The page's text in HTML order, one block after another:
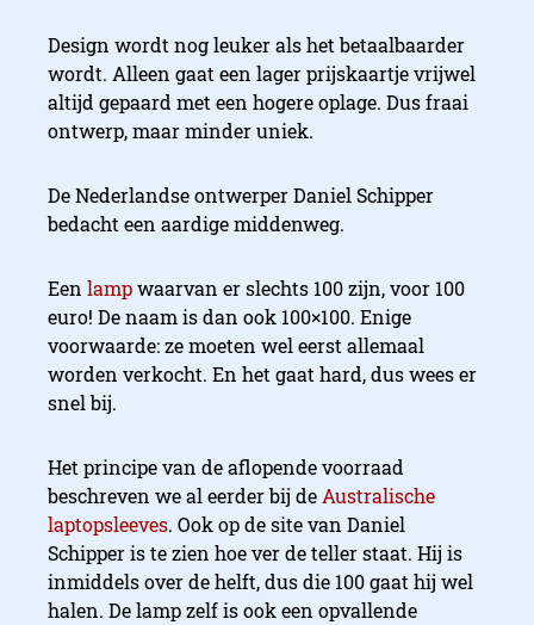
Design wordt nog leuker als het betaalbaarder
wordt. Alleen gaat een lager prijskaartje vrijwel
altijd gepaard met een hogere oplage. Dus fraai
ontwerp, maar minder uniek.
De Nederlandse ontwerper Daniel Schipper
bedacht een aardige middenweg.
Een lampwaarvan er slechts 100 zijn, voor 100
euro! De naam is dan ook 100×100. Enige
voorwaarde: ze moeten wel eerst allemaal
worden verkocht. En het gaat hard, dus wees er
snel bij.
Het principe van de aflopende voorraad
beschreven we al eerder bij deAustralische
laptopsleeves. Ook op de site van Daniel
Schipper is te zien hoe ver de teller staat. Hij is
inmiddels over de helft, dus die 100 gaat hij wel
halen. De lamp zelf is ook een opvallende